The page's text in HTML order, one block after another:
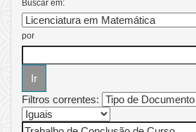
Buscar em:
por
Filtros correntes: